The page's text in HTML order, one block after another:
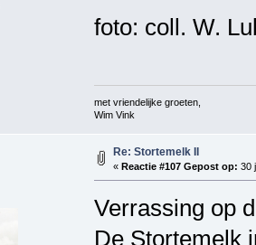
foto: coll. W.
met vriendelijke groeten,
Wim Vink
Re: Stortemelk II
« Reactie #107 Gepost op: 30
Verrassing op
De Stortemelk